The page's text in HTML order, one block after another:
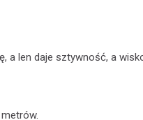
a len daje sztywność, a